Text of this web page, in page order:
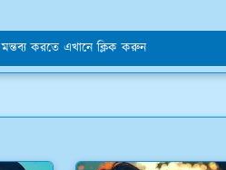
মন্তব্য করতে এখানে ক্লিক করুন